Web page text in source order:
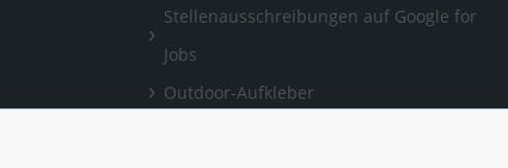
Stellenausschreibungen auf Google for
Jobs
Outdoor-Aufkleber